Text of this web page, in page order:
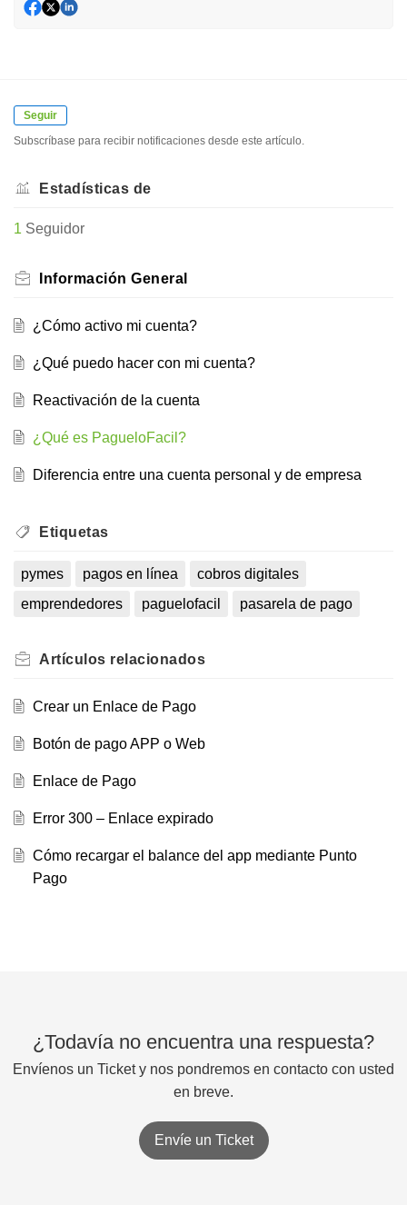
Seguir
Subscríbase para recibir notificaciones desde este artículo.
Estadísticas de
1 Seguidor
Información General
¿Cómo activo mi cuenta?
¿Qué puedo hacer con mi cuenta?
Reactivación de la cuenta
¿Qué es PagueloFacil?
Diferencia entre una cuenta personal y de empresa
Etiquetas
pymes pagos en línea
cobros digitales
emprendedores
paguelofacil pasarela de pago
Artículos relacionados
Crear un Enlace de Pago
Botón de pago APP o Web
Enlace de Pago
Error 300 – Enlace expirado
Cómo recargar el balance del app mediante Punto
Pago
¿Todavía no encuentra una respuesta?
Envíenos un Ticket y nos pondremos en contacto con usted
en breve.
Envíe un Ticket